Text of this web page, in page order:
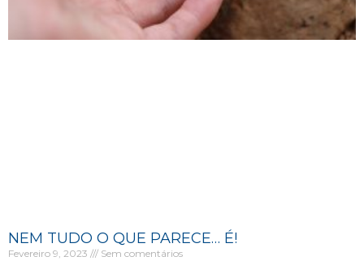
NEM TUDO O QUE PARECE… É!
Fevereiro 9, 2023 Sem comentários